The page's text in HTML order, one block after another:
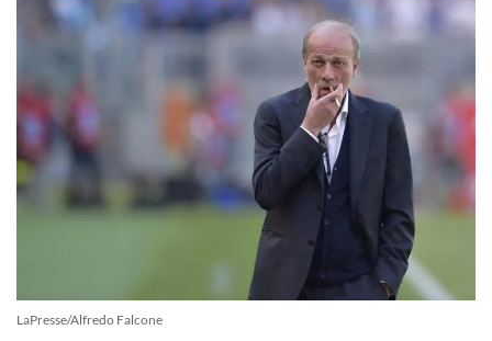
LaPresse/Alfredo Falcone